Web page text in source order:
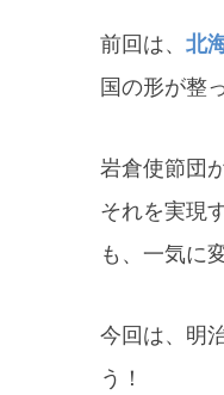
前回は、 北
国の形が整
岩倉使節団
それを実現
も、一気に
今回は、明
う！